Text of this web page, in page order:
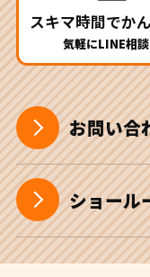
スキマ時間でか
気軽にLINE相談
お問い合
ショール